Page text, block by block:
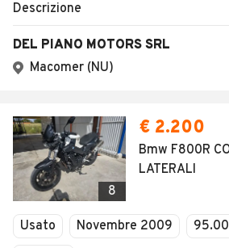
Descrizione
DEL PIANO MOTORS SRL
Macomer (NU)
8
€ 2.200
Bmw F800R
LATERALI
Usato Novembre 2009